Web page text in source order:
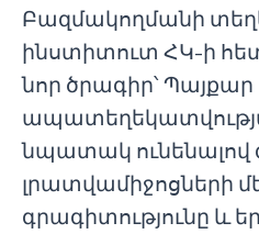
Բազմակողմանի
ինստիտուտ ՀԿ-ի
նոր ծրագիր՝ Պայքար
նպատակ ունենալով
լրատվամիջոցների
գրագիտությունը և